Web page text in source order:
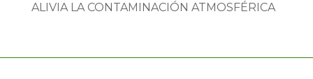
ALIVIA LA CONTAMINACIÓN ATMOSFÉRICA